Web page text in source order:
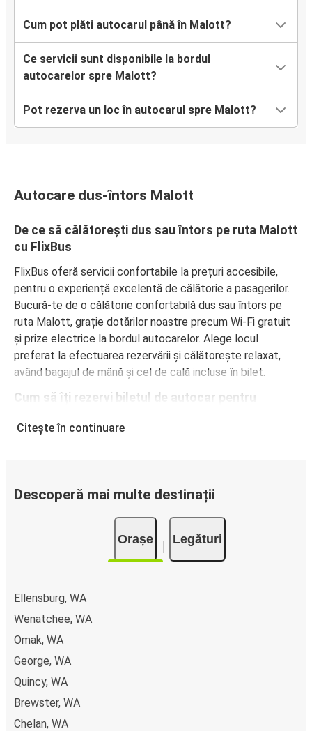
Cum pot plăti autocarul până în Malott?
Ce servicii sunt disponibile la bordul
autocarelor spre Malott?
Pot rezerva un loc în autocarul spre Malott?
Autocare dus-întors Malott
De ce să călătorești dus sau întors pe ruta Malott
cu FlixBus
FlixBus oferă servicii confortabile la prețuri accesibile,
pentru o experiență excelentă de călătorie a pasagerilor.
Bucură-te de o călătorie confortabilă dus sau întors pe
ruta Malott, grație dotărilor noastre precum Wi-Fi gratuit
și prize electrice la bordul autocarelor. Alege locul
preferat la efectuarea rezervării și călătorește relaxat,
având bagajul de mână și cel de cală incluse în bilet.
Cum să îți rezervi biletul de autocar pentru
Rezervarea unui bilet pentru autocarele FlixBus este
clicuri. La achiziționarea online a unui bilet dus sau întors
pe ruta Malott, poți alege între diferite metode sigure de
plată online, cum ar fi card de credit, PayPal, Google și
Apple Pay. Alternativ, poți plăti în numerar la bordul
autocarelor sau la unul din punctele de vânzare.
Citește în continuare
Descoperă mai multe destinații
Orașe Legături
Ellensburg, WA
Wenatchee, WA
Omak, WA
George, WA
Quincy, WA
Brewster, WA
Chelan, WA